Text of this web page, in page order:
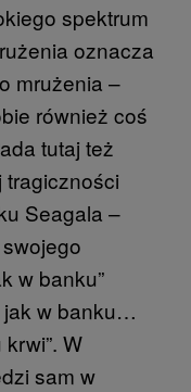
spektrum
oznacza
mrużenia –
również coś
tutaj też
Seagala –
w banku”
jak w banku…
W
sam w